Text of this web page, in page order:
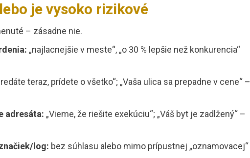
je vysoko rizikové
– zásadne nie.
„najlacnejšie v meste“, „o 30 % lepšie než konkurencia“
teraz, prídete o všetko“; „Vaša ulica sa prepadne v cene“ –
adresáta: „Vieme, že riešite exekúciu“; „Váš byt je zadlžený“ –
log: bez súhlasu alebo mimo prípustnej „oznamovacej“